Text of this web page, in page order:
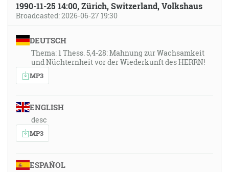
1990-11-25 14:00, Zürich, Switzerland, Volkshaus
Broadcasted: 2026-06-27 19:30
DEUTSCH
Thema: 1 Thess. 5,4-28: Mahnung zur Wachsamkeit
und Nüchternheit vor der Wiederkunft des HERRN!
MP3
ENGLISH
desc
MP3
ESPAÑOL